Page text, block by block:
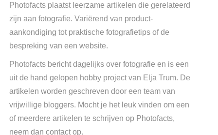
Photofacts plaatst leerzame artikelen die gerelateerd
zijn aan fotografie. Variërend van product-
aankondiging tot praktische fotografietips of de
bespreking van een website.
Photofacts bericht dagelijks over fotografie en is een
uit de hand gelopen hobby project van Elja Trum. De
artikelen worden geschreven door een team van
vrijwillige bloggers. Mocht je het leuk vinden om een
of meerdere artikelen te schrijven op Photofacts,
neem dan contact op.